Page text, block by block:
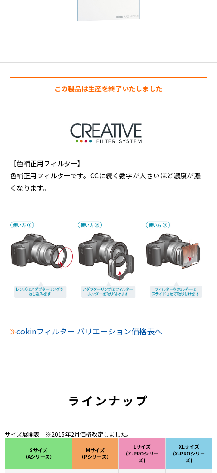
この製品は生産を終了いたしました
【色補正用フィルター】
色補正用フィルターです。CCに続く数字が大きいほど濃度が濃
くなります。
≫cokinフィルター バリエーション価格表へ
ラインナップ
サイズ展開表 ※2015年2月価格改定しました。
Sサイズ
（Aシリーズ）
Mサイズ
（Pシリーズ）
Lサイズ
(Z-PROシリー
ズ)
XLサイズ
(X-PROシリー
ズ)